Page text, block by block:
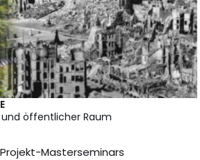
öffentlicher Raum
Masterseminars